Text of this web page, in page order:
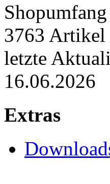
Shopumfang
3763 Artikel
letzte
16.06.2026
Extras